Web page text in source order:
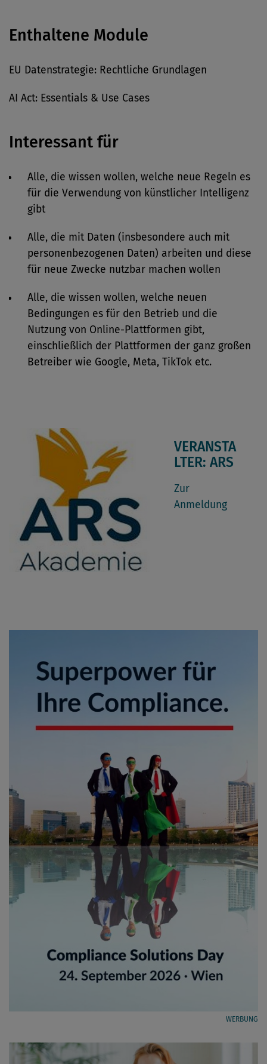
Enthaltene Module
EU Datenstrategie: Rechtliche Grundlagen
AI Act: Essentials & Use Cases
Interessant für
Alle, die wissen wollen, welche neue Regeln es
für die Verwendung von künstlicher Intelligenz
gibt
Alle, die mit Daten (insbesondere auch mit
personenbezogenen Daten) arbeiten und diese
für neue Zwecke nutzbar machen wollen
Alle, die wissen wollen, welche neuen
Bedingungen es für den Betrieb und die
Nutzung von Online-Plattformen gibt,
einschließlich der Plattformen der ganz großen
Betreiber wie Google, Meta, TikTok etc.
VERANSTA
LTER: ARS
Zur
Anmeldung
WERBUNG